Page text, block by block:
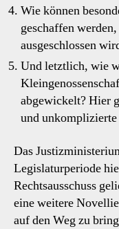
Wie können
geschaffen
ausgeschlossen
Und letztlich, wie
abgewickelt? Hier
und
Das
Legislaturperiode
Rechtsausschuss
eine weitere
auf den Weg zu